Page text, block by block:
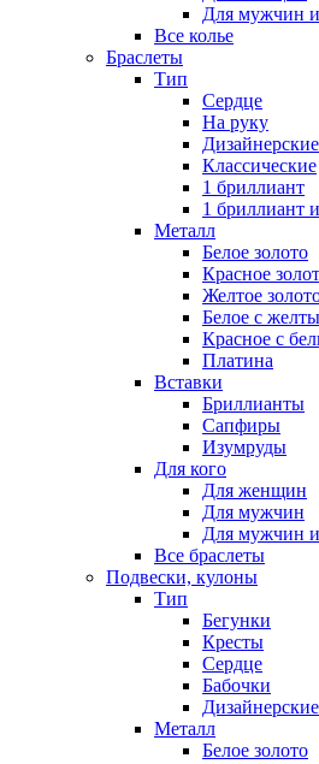
Для мужчин
Все колье
Браслеты
Тип
Сердце
На руку
Дизайнерские
Классические
1 бриллиант
1 бриллиант
Металл
Белое золото
Красное
Желтое
Белое с
Красное с
Платина
Вставки
Бриллианты
Сапфиры
Изумруды
Для кого
Для женщин
Для мужчин
Для мужчин
Все браслеты
Подвески, кулоны
Тип
Бегунки
Кресты
Сердце
Бабочки
Дизайнерские
Металл
Белое золото